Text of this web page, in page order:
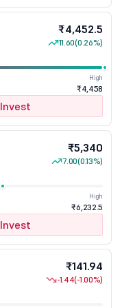
₹4,452.5
11.60(0.26%)
High
₹4,458
Invest
₹5,340
7.00(0.13%)
High
₹6,232.5
Invest
₹141.94
-1.44(-1.00%)